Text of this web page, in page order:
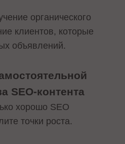
органического
клиентов, которые
объявлений.
SEO-контента
хорошо SEO
точки роста.